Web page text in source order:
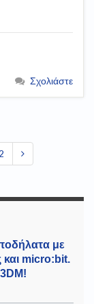
Σχολιάστε
με
micro:bit.